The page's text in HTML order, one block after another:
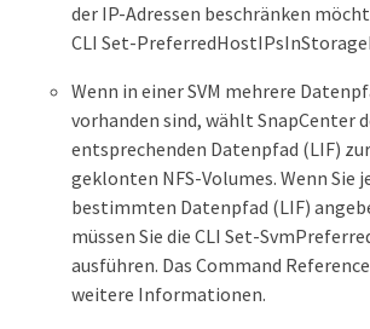
der IP-Adressen beschränken
CLI Set-
Wenn in einer SVM mehrere
vorhanden sind, wählt SnapCenter
entsprechenden Datenpfad (LIF)
geklonten NFS-Volumes. Wenn Sie
bestimmten Datenpfad (LIF)
müssen Sie die CLI Set-
ausführen. Das Command
weitere Informationen.